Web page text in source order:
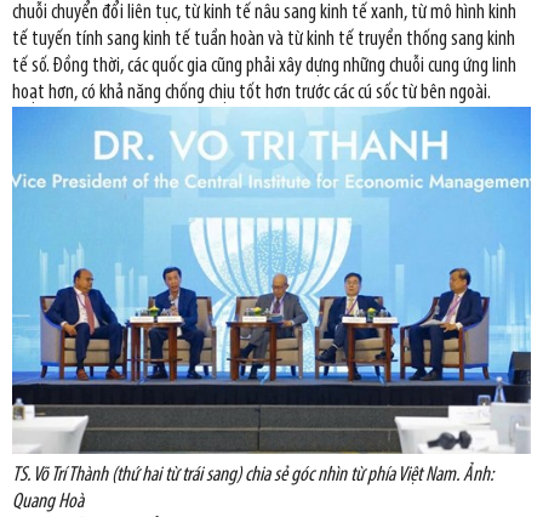
chuỗi chuyển đổi liên tục, từ kinh tế nâu sang kinh tế xanh, từ mô hình kinh
tế tuyến tính sang kinh tế tuần hoàn và từ kinh tế truyền thống sang kinh
tế số. Đồng thời, các quốc gia cũng phải xây dựng những chuỗi cung ứng linh
hoạt hơn, có khả năng chống chịu tốt hơn trước các cú sốc từ bên ngoài.
TS. Võ Trí Thành (thứ hai từ trái sang) chia sẻ góc nhìn từ phía Việt Nam. Ảnh:
Quang Hoà